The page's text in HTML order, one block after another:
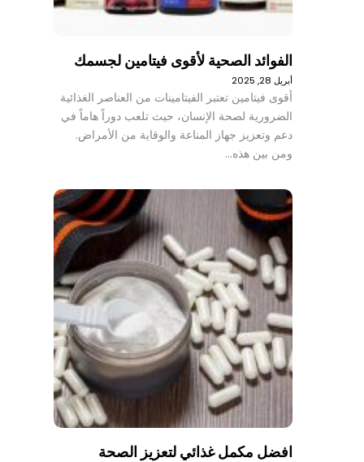
الفوائد الصحية لأقوى فيتامين لجسمك
أبريل 28, 2025
أقوى فيتامين تعتبر الفيتامينات من العناصر الغذائية
الضرورية لصحة الإنسان، حيث تلعب دوراً هاماً في
دعم وتعزيز جهاز المناعة والوقاية من الأمراض.
ومن بين هذه…
افضل مكمل غذائي لتعزيز الصحة